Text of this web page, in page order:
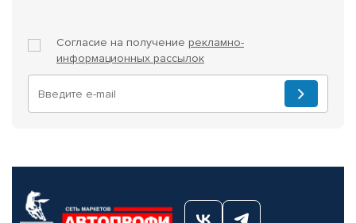
Согласие на получение рекламно-
информационных рассылок